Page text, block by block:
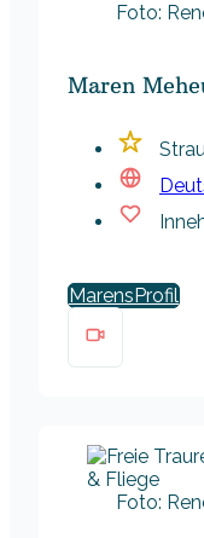
Foto:
Maren
Marens
Foto: